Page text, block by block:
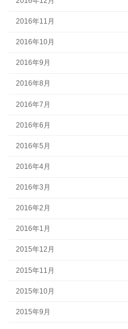
2016年11月
2016年10月
2016年9月
2016年8月
2016年7月
2016年6月
2016年5月
2016年4月
2016年3月
2016年2月
2016年1月
2015年12月
2015年11月
2015年10月
2015年9月